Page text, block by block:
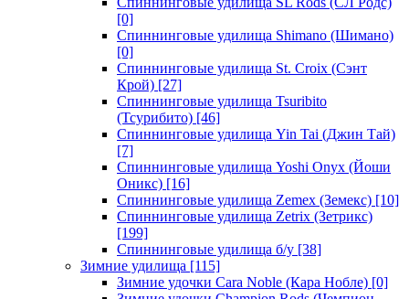
[0]
Спиннинговые удилища Shimano (Шимано)
[0]
Спиннинговые удилища St. Croix (Сэнт
Крой) [27]
Спиннинговые удилища Tsuribito
(Тсурибито) [46]
Спиннинговые удилища Yin Tai (Джин Тай)
[7]
Спиннинговые удилища Yoshi Onyx (Йоши
Оникс) [16]
Спиннинговые удилища Zemex (Земекс) [10]
Спиннинговые удилища Zetrix (Зетрикс)
[199]
Спиннинговые удилища б/у [38]
Зимние удилища [115]
Зимние удочки Cara Noble (Кара Нобле) [0]